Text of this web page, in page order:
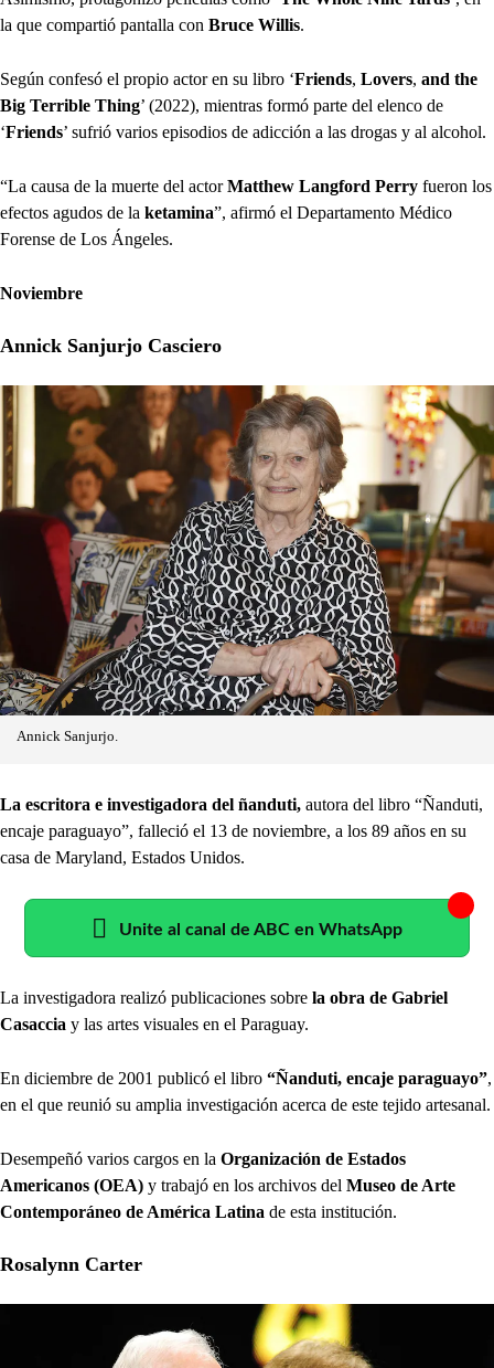
la que compartió pantalla con Bruce Willis.
Según confesó el propio actor en su libro ‘Friends, Lovers, and the
Big Terrible Thing’ (2022), mientras formó parte del elenco de
‘Friends’ sufrió varios episodios de adicción a las drogas y al alcohol.
“La causa de la muerte del actorMatthew Langford Perry fueron los
efectos agudos de la ketamina”, afirmó el Departamento Médico
Forense de Los Ángeles.
Noviembre
Annick Sanjurjo Casciero
Annick Sanjurjo.
La escritora e investigadora del ñanduti, autora del libro “Ñanduti,
encaje paraguayo”, falleció el 13 de noviembre, a los 89 años en su
casa de Maryland, Estados Unidos.
Unite al canal de ABC en WhatsApp
La investigadora realizó publicaciones sobre la obra de Gabriel
Casaccia y las artes visuales en el Paraguay.
En diciembre de 2001 publicó el libro “Ñanduti, encaje paraguayo”,
en el que reunió su amplia investigación acerca de este tejido artesanal.
Desempeñó varios cargos en la Organización de Estados
Americanos (OEA) y trabajó en los archivos del Museo de Arte
Contemporáneo de América Latina de esta institución.
Rosalynn Carter